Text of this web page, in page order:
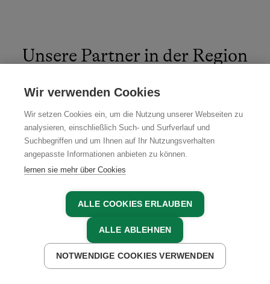
Unsere Partner in der Region
JETZT ANFRAGEN
Wir verwenden Cookies
Wir setzen Cookies ein, um die Nutzung unserer Webseiten zu
analysieren, einschließlich Such- und Surfverlauf und
Suchbegriffen und um Ihnen auf Ihr Nutzungsverhalten
angepasste Informationen anbieten zu können.
lernen sie mehr über Cookies
ALLE COOKIES ERLAUBEN
ALLE ABLEHNEN
NOTWENDIGE COOKIES VERWENDEN